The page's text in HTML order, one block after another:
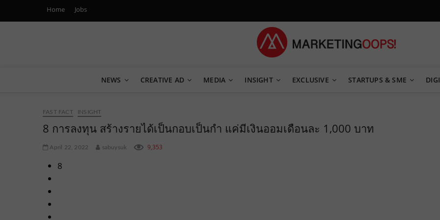
Home Jobs
Marketing Oops!
NEWS CREATIVE AD MEDIA INSIGHT EXCLUSIVE STARTUPS & SME
FAST FACT INSIGHT
8 การลงทุน สร้างรายได้เป็นกอบเป็นกำ แค่มีเงินออมเดือนละ 1,000 บาท
April 22, 2022 sabuysuk 9,353
8